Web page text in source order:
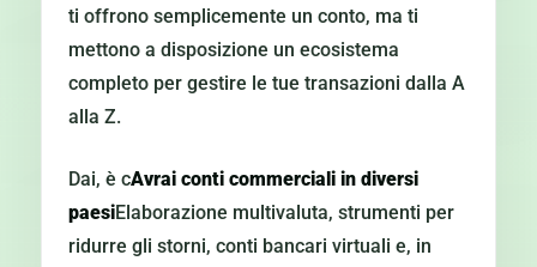
ti offrono semplicemente un conto, ma ti
mettono a disposizione un ecosistema
completo per gestire le tue transazioni dalla A
alla Z.
Dai, è cAvrai conti commerciali in diversi
paesiElaborazione multivaluta, strumenti per
ridurre gli storni, conti bancari virtuali e, in